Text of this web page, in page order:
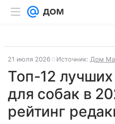
21 июля 2026 Источник: Дом
Топ-12
для собак в
рейтинг